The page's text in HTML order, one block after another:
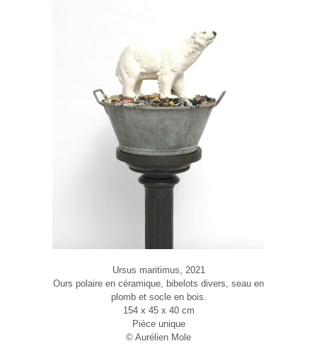
Ursus maritimus, 2021
Ours polaire en céramique, bibelots divers, seau en
plomb et socle en bois.
154 x 45 x 40 cm
Pièce unique
© Aurélien Mole